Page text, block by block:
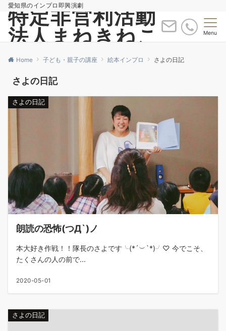
愛知県のインプロ即興演劇
特定非営利活動
法人まねきねこ
Menu
Home 子ども・親子の講座 絵本インプロ さよの日記
さよの日記
さよの日記
朗読の恐怖(つД`)ノ
本大好き作戦！！隊長のさよです╰(*´︶`*)╯♡ 今でこそ、
たくさんの人の前で...
2020-05-01
さよの日記